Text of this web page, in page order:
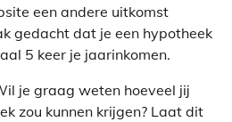
een andere uitkomst
gedacht dat je een hypotheek
5 keer je jaarinkomen.
je graag weten hoeveel jij
zou kunnen krijgen? Laat dit